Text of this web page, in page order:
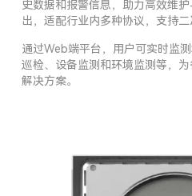
史数据和报警信息，助力高效维
出，适配行业内多种协议，支持二
通过Web端平台，用户可实时监
巡检、设备监测和环境监测等，
解决方案。